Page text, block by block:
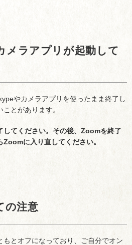
メラアプリが起動して
やカメラアプリを使ったまま終了し
とがあります。
てください。その後、Zoomを終了
に入り直してください。
の注意
もとオフになっており、ご自分でオン